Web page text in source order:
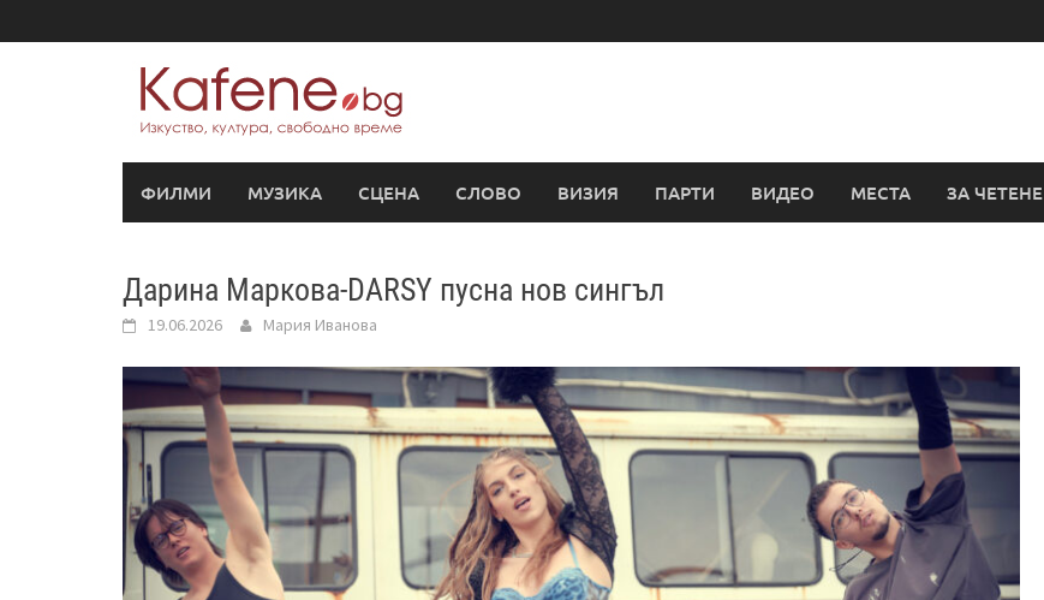
to
ФИЛМИ МУЗИКА СЦЕНА СЛОВО ВИЗИЯ ПАРТИ ВИДЕО МЕСТА ЗА ЧЕТЕНЕ
Дарина Маркова-DARSY пусна нов сингъл
19.06.2026 Мария Иванова